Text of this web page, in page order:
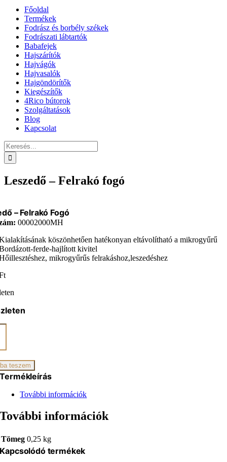
Főoldal
Termékek
Fodrász és borbély székek
Fodrászati lábtartók
Babafejek
Hajszárítók
Hajvágók
Hajvasalók
Hajgöndörítők
Kiegészítők
4Rico bútorok
Szolgáltatások
Blog
Kapcsolat
Keresés...
Leszedő – Felrakó fogó
– Felrakó Fogó
00002000MH
köszönhetően hatékonyan eltávolítható a mikrogyűrű
ferde-hajlított kivitel
mikrogyűrűs felrakáshoz,leszedéshez
teszem
Termékleírás
További információk
További információk
Tömeg 0,25 kg
Kapcsolódó termékek